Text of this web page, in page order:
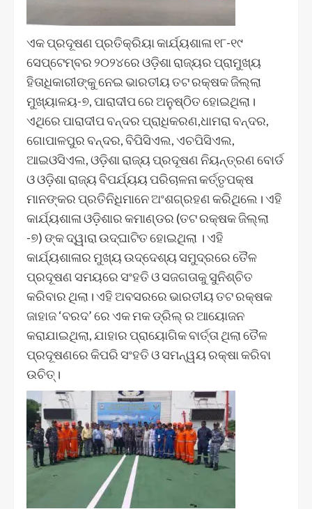
ଏକ ପ୍ରଦୂଷଣ ପ୍ରତିକ୍ରିୟା କାର୍ଯ୍ୟଶାଳା ୧୮-୧୯
ସେପ୍ଟେମ୍ବର ୨୦୨୪ରେ ଓଡ଼ିଶା ରାଜ୍ୟର ପ୍ରାମୁଖ୍ୟ
ହିତାଧିକାରୀଙ୍କୁ ନେଇ ଭାରତୀୟ ତଟ ରକ୍ଷକ ଜିଲ୍ଲା
ମୁଖ୍ୟାଳୟ-୭, ପାରାଦୀପ ରେ ଅନୁଷ୍ଠିତ ହୋଇଥିଲା।
ଏଥିରେ ପାରାଦୀପ ବନ୍ଦର ପ୍ରାଧିକରଣ,ଧାମରା ବନ୍ଦର,
ଗୋପାଳପୁର ବନ୍ଦର, ବିପିସିଏଲ, ଏଚପିସିଏଲ,
ଆଇଓସିଏଲ, ଓଡ଼ିଶା ରାଜ୍ୟ ପ୍ରଦୂଷଣ ନିୟନ୍ତ୍ରଣ ବୋର୍ଡ
ଓ ଓଡ଼ିଶା ରାଜ୍ୟ ବିପର୍ଯ୍ୟୟ ପରିଚାଳନା କର୍ତ୍ତୃପକ୍ଷ
ମାନଙ୍କର ପ୍ରତିନିଧିମାନେ ଅଂଶଗ୍ରହଣ କରିଥିଲେ। ଏହି
କାର୍ଯ୍ୟଶାଳା ଓଡ଼ିଶାର କମାଣ୍ଡର (ତଟ ରକ୍ଷକ ଜିଲ୍ଲା
-୭) ଙ୍କ ଦ୍ୱାରା ଉଦ୍ଘାଟିତ ହୋଇଥିଲା । ଏହି
କାର୍ଯ୍ୟଶାଳାର ମୁଖ୍ୟ ଉଦ୍ଦେଶ୍ୟ ସମୁଦ୍ରରେ ତୈଳ
ପ୍ରଦୂଷଣ ସମୟରେ ସଂହତି ଓ ସଜଗତାକୁ ସୁନିଶ୍ଚିତ
କରିବାର ଥିଲା। ଏହି ଅବସରରେ ଭାରତୀୟ ତଟ ରକ୍ଷକ
ଜାହାଜ ‘ବରଦ’ ରେ ଏକ ମକ ଡ୍ରିଲ୍ ର ଆୟୋଜନ
କରାଯାଇଥିଲା, ଯାହାର ପ୍ରାୟୋଗିକ ବାର୍ତ୍ତା ଥିଲା ତୈଳ
ପ୍ରଦୂଷଣରେ କିପରି ସଂହତି ଓ ସମନ୍ୱୟ ରକ୍ଷା କରିବା
ଉଚିତ୍।